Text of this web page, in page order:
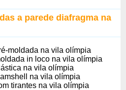
a parede diafragma na
moldada na vila olímpia
in loco na vila olímpia
na vila olímpia
na vila olímpia
tirantes na vila olímpia